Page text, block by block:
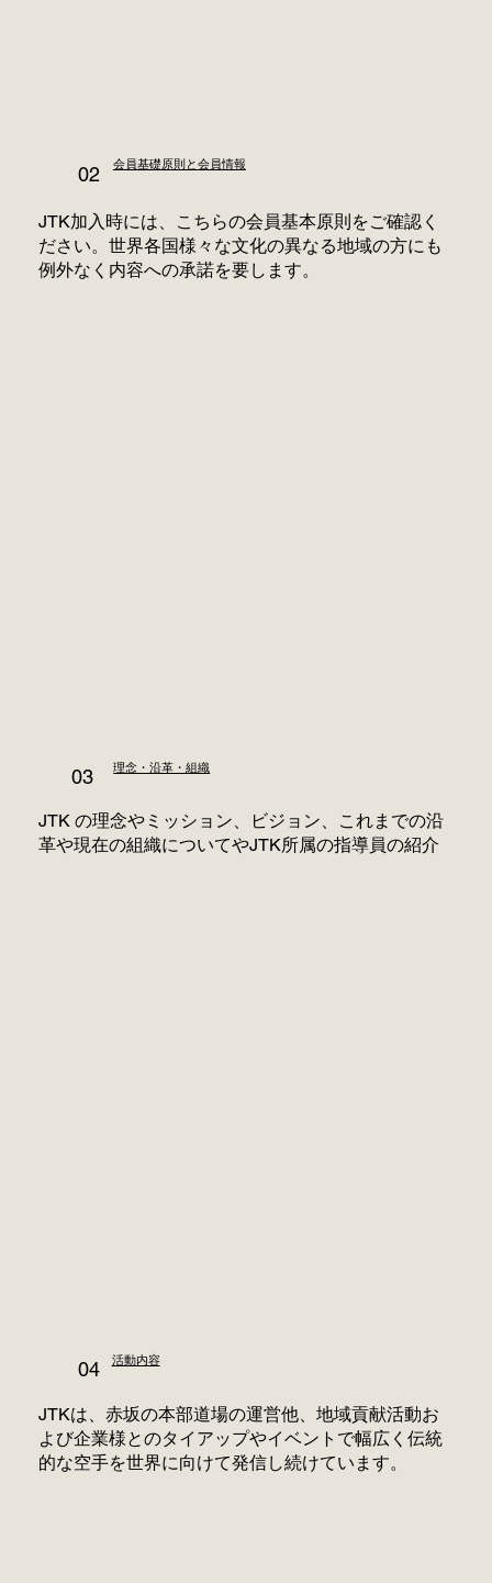
02 会員基礎原則と会員情報
JTK加入時には、こちらの会員基本原則をご確認く
ださい。世界各国様々な文化の異なる地域の方にも
例外なく内容への承諾を要します。
03 理念・沿革・組織
JTK の理念やミッション、ビジョン、これまでの沿
革や現在の組織についてやJTK所属の指導員の紹介
04 活動内容
JTKは、赤坂の本部道場の運営他、地域貢献活動お
よび企業様とのタイアップやイベントで幅広く伝統
的な空手を世界に向けて発信し続けています。